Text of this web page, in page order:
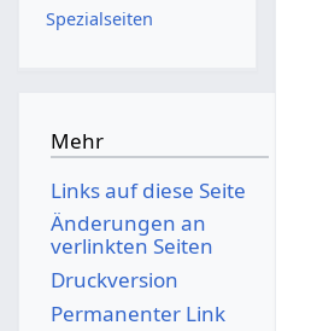
Spezialseiten
Mehr
Links auf diese Seite
Änderungen an
verlinkten Seiten
Druckversion
Permanenter Link